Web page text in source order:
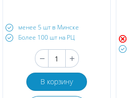
менее 5 шт в Минске
Более 100 шт на РЦ
В корзину